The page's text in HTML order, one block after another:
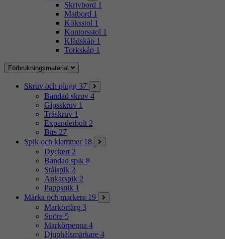
Skrivbord 1
Matbord 1
Köksstol 1
Kontorsstol 1
Klädskåp 1
Torkskåp 1
Förbrukningsmaterial
Skruv och plugg 37
Bandad skruv 4
Gipsskruv 1
Träskruv 1
Expanderbult 2
Bits 27
Spik och klammer 18
Dyckert 2
Bandad spik 8
Stålspik 2
Ankarspik 2
Pappspik 1
Märka och markera 19
Markörfärg 3
Snöre 5
Markörpenna 4
Djuphålsmärkare 4